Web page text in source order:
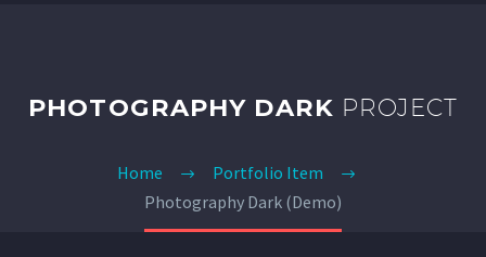
PHOTOGRAPHY DARK PROJECT
Home
Portfolio Item
Photography Dark (Demo)